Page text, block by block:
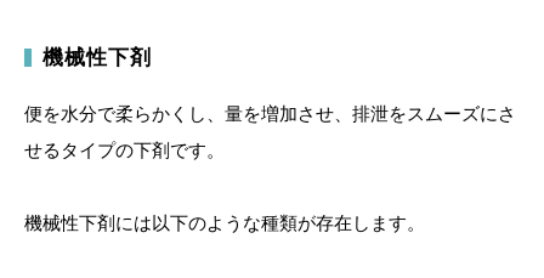
機械性下剤
便を水分で柔らかくし、量を増加させ、排泄をスムーズにさ
せるタイプの下剤です。
機械性下剤には以下のような種類が存在します。